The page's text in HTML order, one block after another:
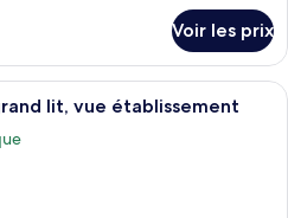
Voir les prix
Une chambre d’hôtel moderne
lit, vue établissement